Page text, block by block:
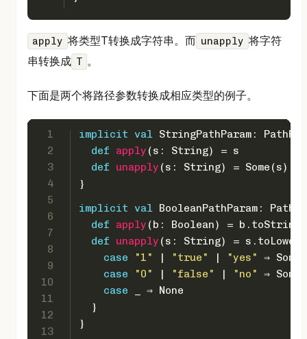
apply 将类型T转换成字符串。而 unapply 将字符
串转换成 T 。
下面是两个将路径参数转换成相应类型的例子。
1
2
3
4
5
6
7
8
9
10
11
12
13
implicit val StringPathParam :
def
apply (s: String) = s
def
unapply (s: String) = Some (s)
}
implicit val BooleanPathParam :
def
apply (b: Boolean) = b.toString
def
unapply (s: String) =
case
"1" | "true" | "yes" ⇒ Some
case
"0" | "false" | "no" ⇒ Some
case _ ⇒ None
  }
}